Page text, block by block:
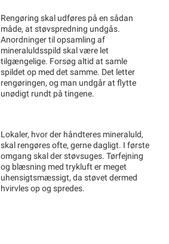
Rengøring skal udføres på en sådan
måde, at støvspredning undgås.
Anordninger til opsamling af
mineraluldsspild skal være let
tilgængelige. Forsøg altid at samle
spildet op med det samme. Det letter
rengøringen, og man undgår at flytte
unødigt rundt på tingene.
Lokaler, hvor der håndteres mineraluld,
skal rengøres ofte, gerne dagligt. I første
omgang skal der støvsuges. Tørfejning
og blæsning med trykluft er meget
uhensigtsmæssigt, da støvet dermed
hvirvles op og spredes.